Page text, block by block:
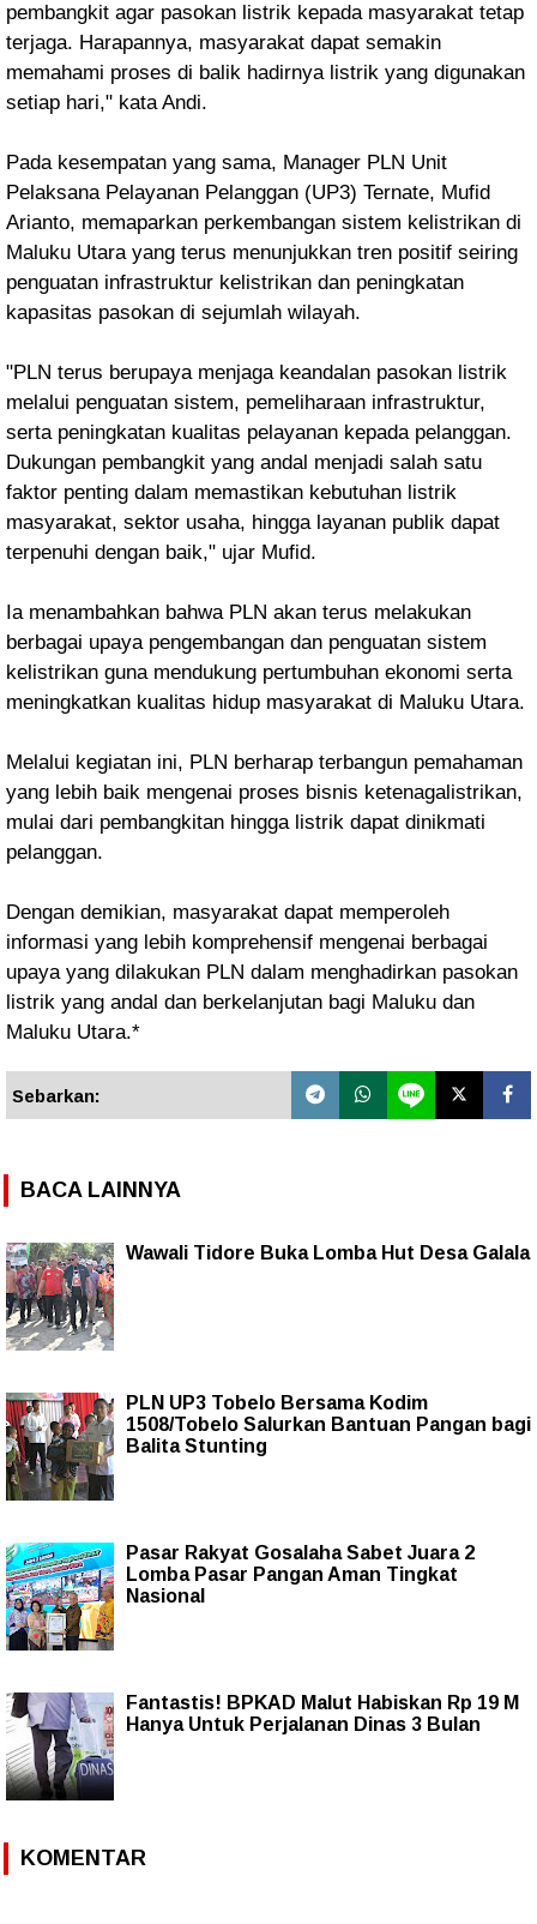
pembangkit agar pasokan listrik kepada masyarakat tetap
terjaga. Harapannya, masyarakat dapat semakin
memahami proses di balik hadirnya listrik yang digunakan
setiap hari," kata Andi.
Pada kesempatan yang sama, Manager PLN Unit
Pelaksana Pelayanan Pelanggan (UP3) Ternate, Mufid
Arianto, memaparkan perkembangan sistem kelistrikan di
Maluku Utara yang terus menunjukkan tren positif seiring
penguatan infrastruktur kelistrikan dan peningkatan
kapasitas pasokan di sejumlah wilayah.
"PLN terus berupaya menjaga keandalan pasokan listrik
melalui penguatan sistem, pemeliharaan infrastruktur,
serta peningkatan kualitas pelayanan kepada pelanggan.
Dukungan pembangkit yang andal menjadi salah satu
faktor penting dalam memastikan kebutuhan listrik
masyarakat, sektor usaha, hingga layanan publik dapat
terpenuhi dengan baik," ujar Mufid.
Ia menambahkan bahwa PLN akan terus melakukan
berbagai upaya pengembangan dan penguatan sistem
kelistrikan guna mendukung pertumbuhan ekonomi serta
meningkatkan kualitas hidup masyarakat di Maluku Utara.
Melalui kegiatan ini, PLN berharap terbangun pemahaman
yang lebih baik mengenai proses bisnis ketenagalistrikan,
mulai dari pembangkitan hingga listrik dapat dinikmati
pelanggan.
Dengan demikian, masyarakat dapat memperoleh
informasi yang lebih komprehensif mengenai berbagai
upaya yang dilakukan PLN dalam menghadirkan pasokan
listrik yang andal dan berkelanjutan bagi Maluku dan
Maluku Utara.*
Sebarkan:
BACA LAINNYA
Wawali Tidore Buka Lomba Hut Desa Galala
PLN UP3 Tobelo Bersama Kodim
1508/Tobelo Salurkan Bantuan Pangan bagi
Balita Stunting
Pasar Rakyat Gosalaha Sabet Juara 2
Lomba Pasar Pangan Aman Tingkat
Nasional
Fantastis! BPKAD Malut Habiskan Rp 19 M
Hanya Untuk Perjalanan Dinas 3 Bulan
KOMENTAR